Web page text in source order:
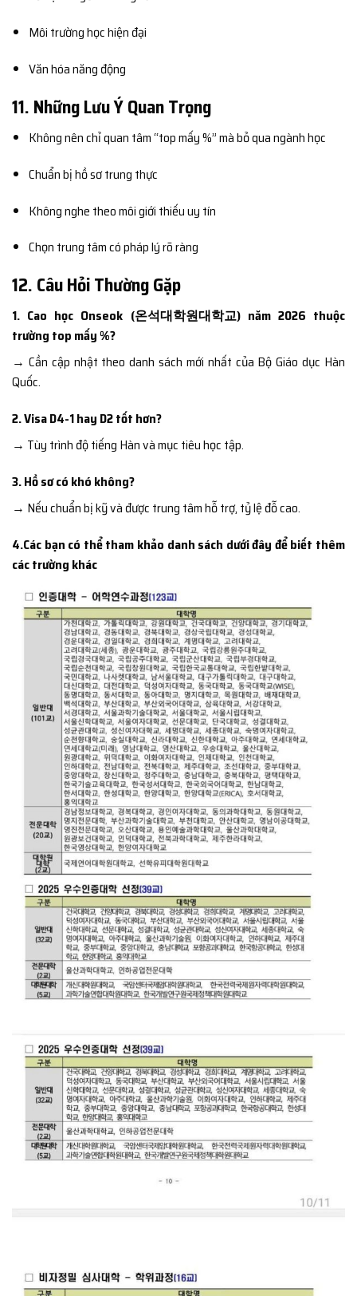
Môi trường học hiện đại
Văn hóa năng động
11. Những Lưu Ý Quan Trọng
Không nên chỉ quan tâm “top mấy %” mà bỏ qua ngành học
Chuẩn bị hồ sơ trung thực
Không nghe theo môi giới thiếu uy tín
Chọn trung tâm có pháp lý rõ ràng
12. Câu Hỏi Thường Gặp
1. Cao học Onseok (온석대학원대학교) năm 2026 thuộc
trường top mấy %?
→ Cần cập nhật theo danh sách mới nhất của Bộ Giáo dục Hàn
Quốc.
2. Visa D4-1 hay D2 tốt hơn?
→ Tùy trình độ tiếng Hàn và mục tiêu học tập.
3. Hồ sơ có khó không?
→ Nếu chuẩn bị kỹ và được trung tâm hỗ trợ, tỷ lệ đỗ cao.
4.Các bạn có thể tham khảo danh sách dưới đây để biết thêm
các trường khác